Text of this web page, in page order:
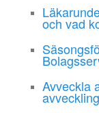
och vad
Avveckla